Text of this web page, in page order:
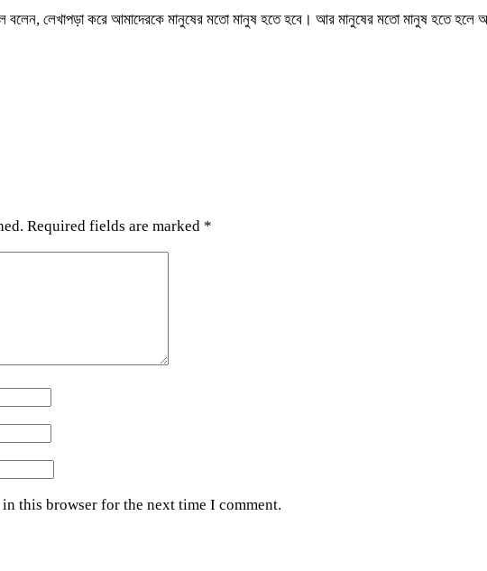
বলেন, লেখাপড়া করে আমাদেরকে মানুষের মতো মানুষ হতে হবে। আর মানুষের মতো মানুষ হতে হলে
Required fields are marked *
this browser for the next time I comment.